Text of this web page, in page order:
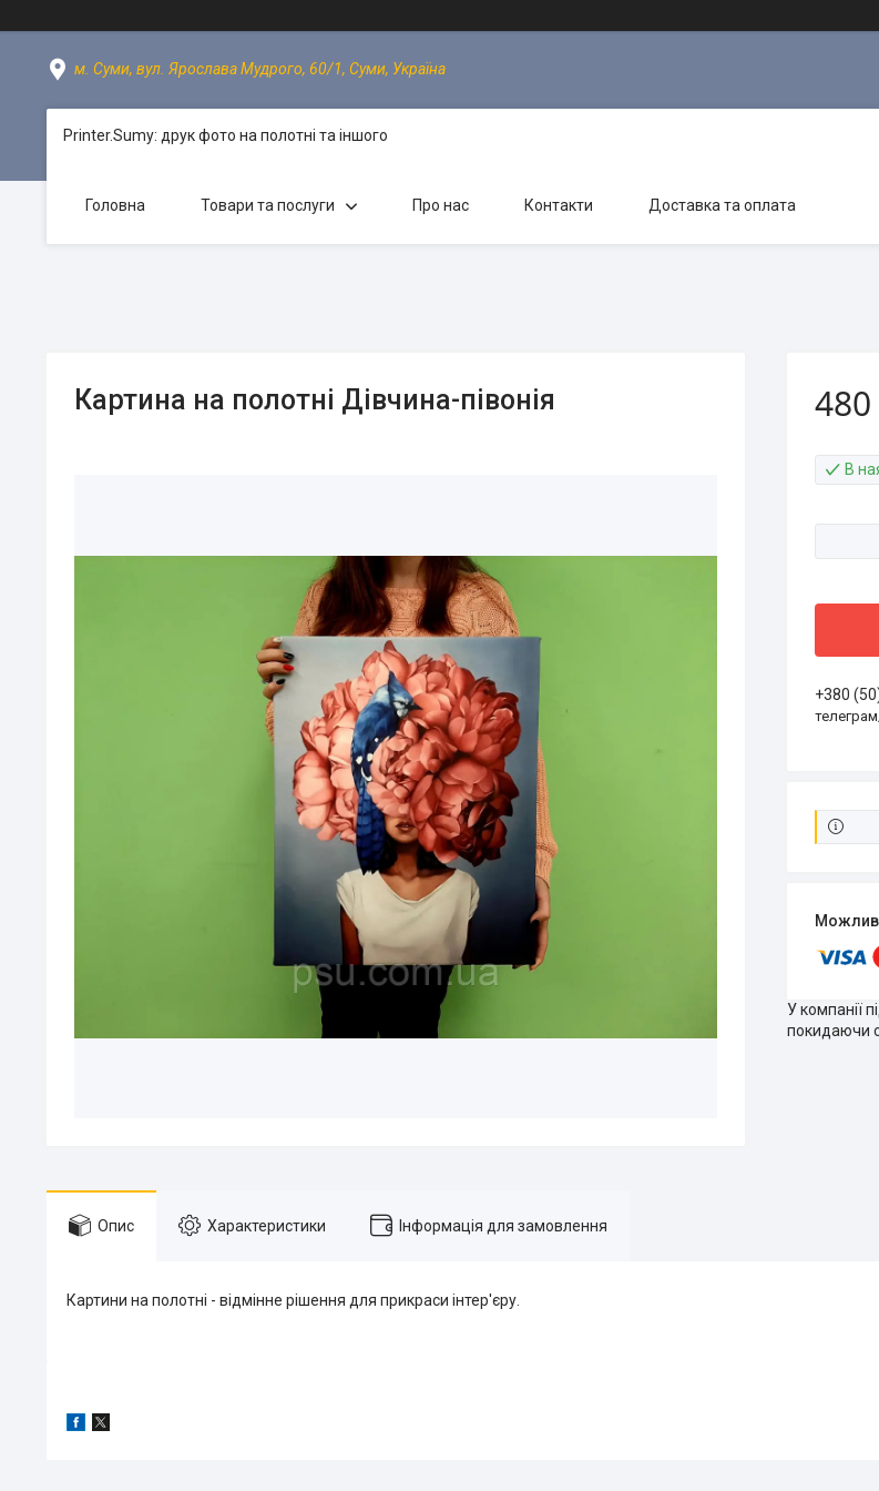
м. Суми, вул. Ярослава Мудрого, 60/1, Суми, Україна
Printer.Sumy: друк фото на полотні та іншого
Головна Товари та послуги Про нас Контакти Доставка та оплата
Картина на полотні Дівчина-півонія 480
В
+380
У компанії
покидаючи
Опис Характеристики Інформація для замовлення
Картини на полотні - відмінне рішення для прикраси інтер'єру.